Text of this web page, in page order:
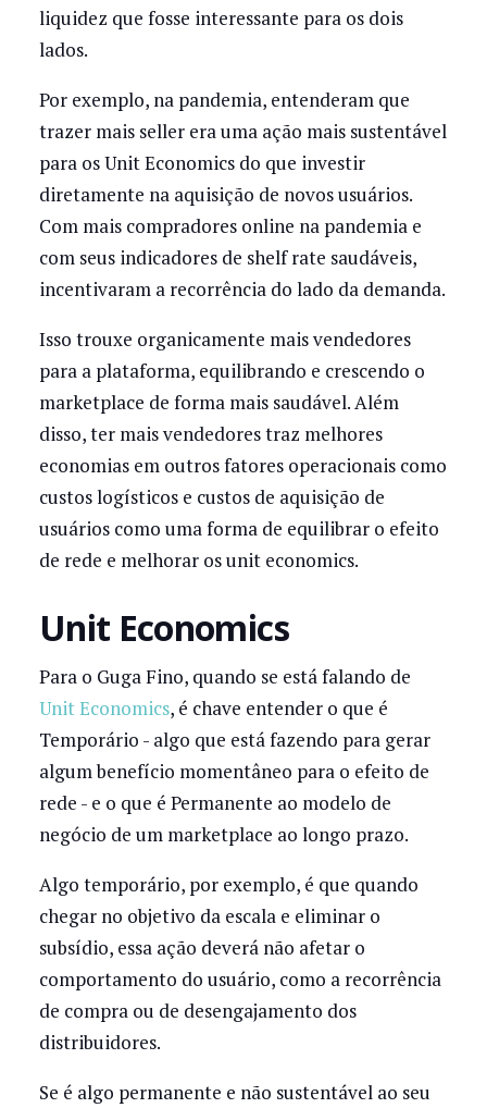
liquidez que fosse interessante para os dois
lados.
Por exemplo, na pandemia, entenderam que
trazer mais seller era uma ação mais sustentável
para os Unit Economics do que investir
diretamente na aquisição de novos usuários.
Com mais compradores online na pandemia e
com seus indicadores de shelf rate saudáveis,
incentivaram a recorrência do lado da demanda.
Isso trouxe organicamente mais vendedores
para a plataforma, equilibrando e crescendo o
marketplace de forma mais saudável. Além
disso, ter mais vendedores traz melhores
economias em outros fatores operacionais como
custos logísticos e custos de aquisição de
usuários como uma forma de equilibrar o efeito
de rede e melhorar os unit economics.
Unit Economics
Para o Guga Fino, quando se está falando de
Unit Economics, é chave entender o que é
Temporário - algo que está fazendo para gerar
algum benefício momentâneo para o efeito de
rede - e o que é Permanente ao modelo de
negócio de um marketplace ao longo prazo.
Algo temporário, por exemplo, é que quando
chegar no objetivo da escala e eliminar o
subsídio, essa ação deverá não afetar o
comportamento do usuário, como a recorrência
de compra ou de desengajamento dos
distribuidores.
Se é algo permanente e não sustentável ao seu